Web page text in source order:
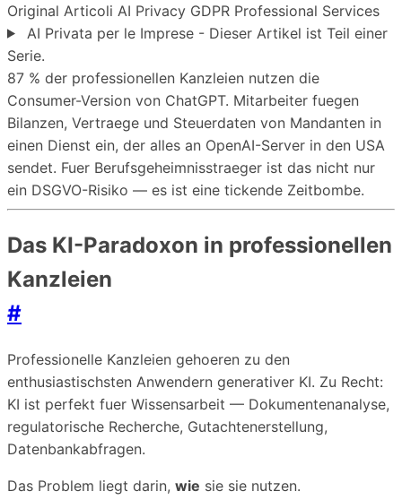
Original Articoli AI Privacy GDPR Professional Services
AI Privata per le Imprese - Dieser Artikel ist Teil einer
Serie.
87 % der professionellen Kanzleien nutzen die
Consumer-Version von ChatGPT. Mitarbeiter fuegen
Bilanzen, Vertraege und Steuerdaten von Mandanten in
einen Dienst ein, der alles an OpenAI-Server in den USA
sendet. Fuer Berufsgeheimnisstraeger ist das nicht nur
ein DSGVO-Risiko — es ist eine tickende Zeitbombe.
Das KI-Paradoxon in professionellen
Kanzleien
#
Professionelle Kanzleien gehoeren zu den
enthusiastischsten Anwendern generativer KI. Zu Recht:
KI ist perfekt fuer Wissensarbeit — Dokumentenanalyse,
regulatorische Recherche, Gutachtenerstellung,
Datenbankabfragen.
Das Problem liegt darin, wie sie sie nutzen.